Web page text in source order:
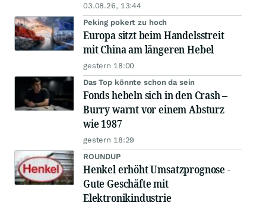
03.08.26, 13:44
Peking pokert zu hoch
Europa sitzt beim Handelsstreit
mit China am längeren Hebel
gestern 18:00
Das Top könnte schon da sein
Fonds hebeln sich in den Crash –
Burry warnt vor einem Absturz
wie 1987
gestern 18:29
ROUNDUP
Henkel erhöht Umsatzprognose -
Gute Geschäfte mit
Elektronikindustrie